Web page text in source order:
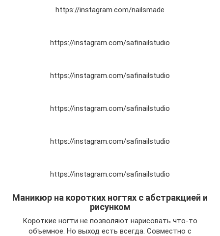
https://instagram.com/nailsmade
https://instagram.com/safinailstudio
https://instagram.com/safinailstudio
https://instagram.com/safinailstudio
https://instagram.com/safinailstudio
https://instagram.com/safinailstudio
Маникюр на коротких ногтях с абстракцией и
рисунком
Короткие ногти не позволяют нарисовать что-то
объемное. Но выход есть всегда. Совместно с